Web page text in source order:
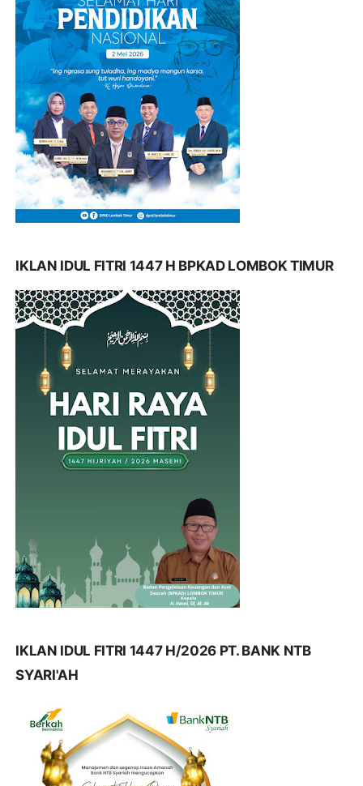
IKLAN IDUL FITRI 1447 H BPKAD LOMBOK TIMUR
IKLAN IDUL FITRI 1447 H/2026 PT. BANK NTB
SYARI'AH